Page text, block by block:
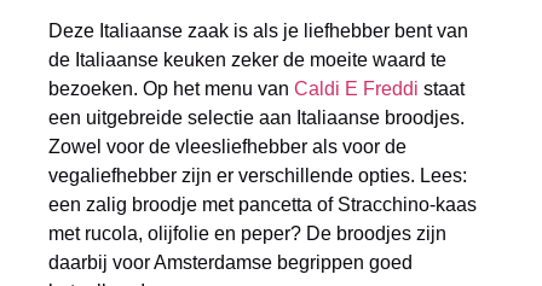
Deze Italiaanse zaak is als je liefhebber bent van
de Italiaanse keuken zeker de moeite waard te
bezoeken. Op het menu van Caldi E Freddi staat
een uitgebreide selectie aan Italiaanse broodjes.
Zowel voor de vleesliefhebber als voor de
vegaliefhebber zijn er verschillende opties. Lees:
een zalig broodje met pancetta of Stracchino-kaas
met rucola, olijfolie en peper? De broodjes zijn
daarbij voor Amsterdamse begrippen goed